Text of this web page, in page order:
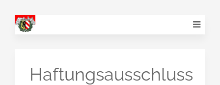
Haftungsausschluss